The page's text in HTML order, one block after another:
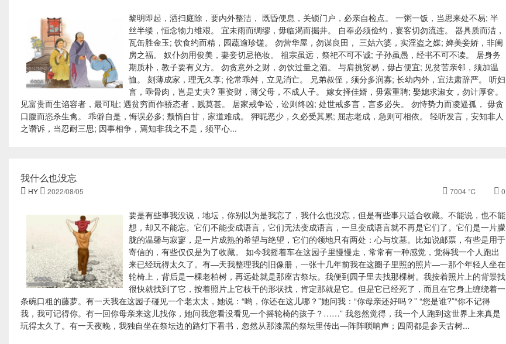
黎明即起，洒扫庭除，要内外整洁， 既昏便息，关锁门户，必亲自检点。 一粥一饭，当思来处不易; 半
丝半缕，恒念物力维艰。 宜未雨而绸缪，毋临渴而掘井。 自奉必须俭约，宴客切勿流连。 器具质而洁，
瓦缶胜金玉; 饮食约而精，园蔬逾珍馐。 勿营华屋，勿谋良田， 三姑六婆，实淫盗之媒; 婢美妾娇，非闺
房之福。 奴仆勿用俊美，妻妾切忌艳妆。 祖宗虽远，祭祀不可不诚; 子孙虽愚，经书不可不读。 居身务
期质朴，教子要有义方。 勿贪意外之财，勿饮过量之酒。 与肩挑贸易，毋占便宜; 见贫苦亲邻，须加温
恤。 刻薄成家，理无久享; 伦常乖舛，立见消亡。 兄弟叔侄，须分多润寡; 长幼内外，宜法肃辞严。 听妇
言，乖骨肉，岂是丈夫? 重资财，薄父母，不成人子。 嫁女择佳婿，毋索重聘; 娶媳求淑女，勿计厚奁。
见富贵而生谄容者，最可耻; 遇贫穷而作骄态者，贱莫甚。 居家戒争讼，讼则终凶; 处世戒多言，言多必失。 勿恃势力而凌逼孤， 毋贪
口腹而恣杀生禽。 乖僻自是，悔误必多; 颓惰自甘，家道难成。 狎昵恶少，久必受其累; 屈志老成，急则可相依。 轻听发言，安知非人
之谮诉，当忍耐三思; 因事相争，焉知非我之不是，须平心...
我什么也没忘
 HY  2022/08/05  7004 ℃  0
要是有些事我没说，地坛，你别以为是我忘了，我什么也没忘，但是有些事只适合收藏。不能说，也不能
想，却又不能忘。它们不能变成语言，它们无法变成语言，一旦变成语言就不再是它们了。它们是一片朦
胧的温馨与寂寥，是一片成熟的希望与绝望，它们的领地只有两处：心与坟墓。比如说邮票，有些是用于
寄信的，有些仅仅是为了收藏。 如今我摇着车在这园子里慢慢走，常常有一种感觉，觉得我一个人跑出
来已经玩得太久了。有—天我整理我的旧像册，一张十几年前我在这圈子里照的照片—一那个年轻人坐在
轮椅上，背后是一棵老柏树，再远处就是那座古祭坛。我便到园子里去找那棵树。我按着照片上的背景找
很快就找到了它，按着照片上它枝干的形状找，肯定那就是它。但是它已经死了，而且在它身上缠绕着一
条碗口粗的藤萝。有一天我在这园子碰见一个老太太，她说：“哟，你还在这儿哪？”她问我：“你母亲还好吗？” “您是谁?”“你不记得
我，我可记得你。有一回你母亲来这儿找你，她问我您看没看见一个摇轮椅的孩子？……” 我忽然觉得，我一个人跑到这世界上来真是
玩得太久了。有一天夜晚，我独自坐在祭坛边的路灯下看书，忽然从那漆黑的祭坛里传出—阵阵唢呐声；四周都是参天古树...